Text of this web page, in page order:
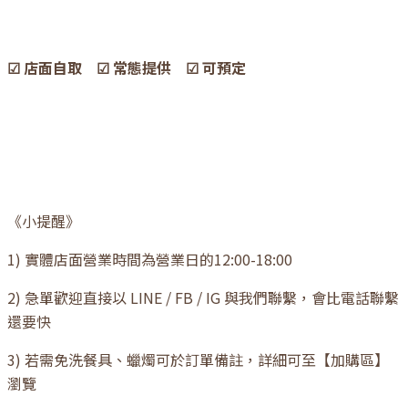
☑ 店面自取 ☑ 常態提供 ☑ 可預定
《小提醒》
1) 實體店面營業時間為營業日的12:00-18:00
2) 急單歡迎直接以 LINE / FB / IG 與我們聯繫，會比電話聯繫
還要快
3) 若需免洗餐具、蠟燭可於訂單備註，詳細可至【加購區】
瀏覽